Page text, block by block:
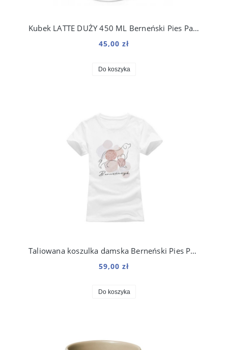
Kubek LATTE DUŻY 450 ML Berneński Pies Pasterski
45,00 zł
Do koszyka
Taliowana koszulka damska Berneński Pies Pasterski kolekcja Boho
59,00 zł
Do koszyka